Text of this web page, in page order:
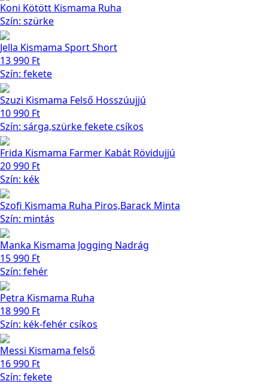
Koni Kötött Kismama Ruha
Szín: szürke
Jella Kismama Sport Short
13 990 Ft
Szín: fekete
Szuzi Kismama Felső Hosszúujjú
10 990 Ft
Szín: sárga,szürke fekete csíkos
Frida Kismama Farmer Kabát Rövidujjú
20 990 Ft
Szín: kék
Szofi Kismama Ruha Piros,Barack Minta
Szín: mintás
Manka Kismama Jogging Nadrág
15 990 Ft
Szín: fehér
Petra Kismama Ruha
18 990 Ft
Szín: kék-fehér csíkos
Messi Kismama felső
16 990 Ft
Szín: fekete